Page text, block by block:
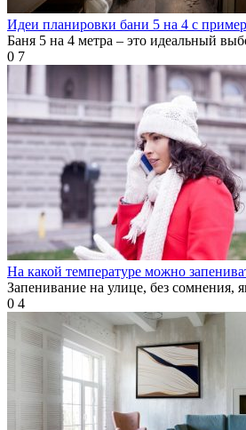
Идеи планировки бани 5 на 4 с
Баня 5 на 4 метра – это идеальный
0 7
На какой температуре можно
Запенивание на улице, без сомнения,
0 4